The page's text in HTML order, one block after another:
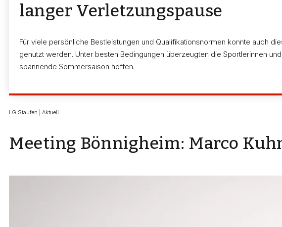
langer Verletzungspause
Für viele persönliche Bestleistungen und Qualifikationsnormen konnte auch
genutzt werden. Unter besten Bedingungen überzeugten die Sportlerinnen
spannende Sommersaison hoffen.
LG Staufen | Aktuell
Meeting Bönnigheim: Marco